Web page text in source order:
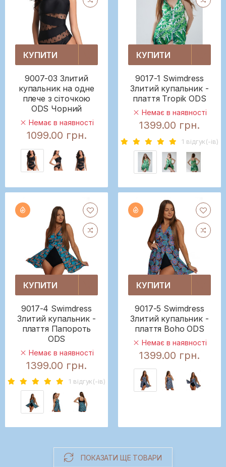
КУПИТИ
9007-03 Злитий
купальник на одне
плече з сіточкою
ODS Чорний
Немає в наявності
1099.00 грн.
КУПИТИ
9017-1 Swimdress
Злитий купальник -
плаття Tropik ODS
Немає в наявності
1399.00 грн.
1 вiдгук(-iв)
КУПИТИ
9017-4 Swimdress
Злитий купальник -
плаття Папороть
ODS
Немає в наявності
1399.00 грн.
1 вiдгук(-iв)
КУПИТИ
9017-5 Swimdress
Злитий купальник -
плаття Boho ODS
Немає в наявності
1399.00 грн.
ПОКАЗАТИ ЩЕ ТОВАРИ